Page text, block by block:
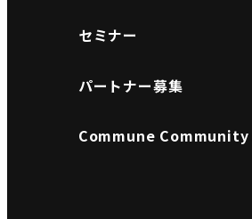
セミナー
パートナー募集
Commune